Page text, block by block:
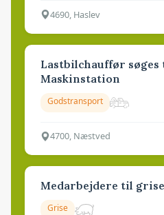
4690, Haslev
Lastbilchauffør
Maskinstation
Godstransport
4700, Næstved
Medarbejdere til
Grise